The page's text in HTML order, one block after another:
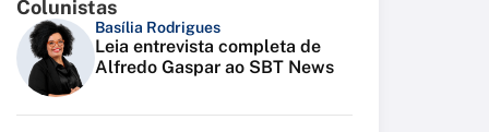
Colunistas
Basília Rodrigues
Leia entrevista completa de
Alfredo Gaspar ao SBT News